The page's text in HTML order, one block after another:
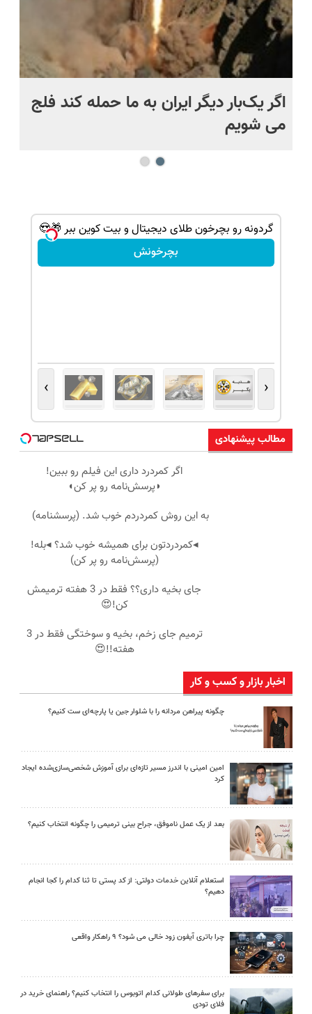
اگر یک‌بار دیگر ایران به ما حمله کند فلج
می شویم
گردونه رو بچرخون طلای دیجیتال و بیت کوین ببر 🎁😍
بچرخونش
‹
›
مطالب پیشنهادی
اگر کمردرد داری این فیلم رو ببین!
◗پرسش‌نامه رو پر کن◖
به این روش کمردردم خوب شد. (پرسشنامه)
◂کمردردتون برای همیشه خوب شد؟ ◂بله!
(پرسش‌نامه رو پر کن)
جای بخیه داری؟؟ فقط در 3 هفته ترمیمش
کن!😍
ترمیم جای زخم، بخیه و سوختگی فقط در 3
هفته!!😍
اخبار بازار و کسب و کار
چگونه پیراهن مردانه را با شلوار جین یا پارچه‌ای ست کنیم؟
امین امینی با اندرز مسیر تازه‌ای برای آموزش شخصی‌سازی‌شده ایجاد
کرد
بعد از یک عمل ناموفق، جراح بینی ترمیمی را چگونه انتخاب کنیم؟
استعلام آنلاین خدمات دولتی: از کد پستی تا ثنا کدام را کجا انجام
دهیم؟
چرا باتری آیفون زود خالی می شود؟ ۹ راهکار واقعی
برای سفرهای طولانی کدام اتوبوس را انتخاب کنیم؟ راهنمای خرید در
فلای تودی